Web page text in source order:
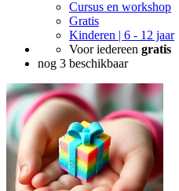
Cursus en workshop
Gratis
Kinderen | 6 - 12 jaar
Voor iedereen gratis
nog 3 beschikbaar